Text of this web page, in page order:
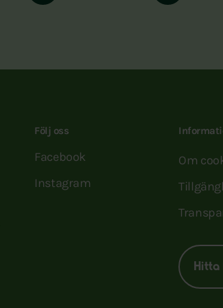
Följ oss
Facebook
Instagram
Om
Hitta